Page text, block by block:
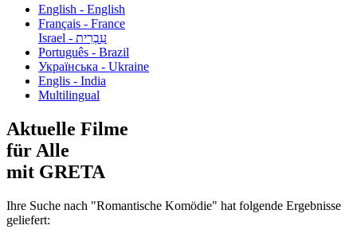
English - English
Français - France
עִבְרִית - Israel
Português - Brazil
Українська - Ukraine
Englis - India
Multilingual
Aktuelle Filme
für Alle
mit GRETA
Ihre Suche nach "Romantische Komödie" hat folgende Ergebnisse
geliefert: